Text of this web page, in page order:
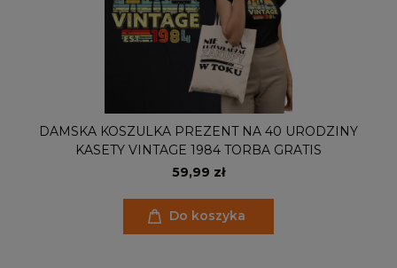
DAMSKA KOSZULKA PREZENT NA 40 URODZINY
KASETY VINTAGE 1984 TORBA GRATIS
59,99 zł
Do koszyka